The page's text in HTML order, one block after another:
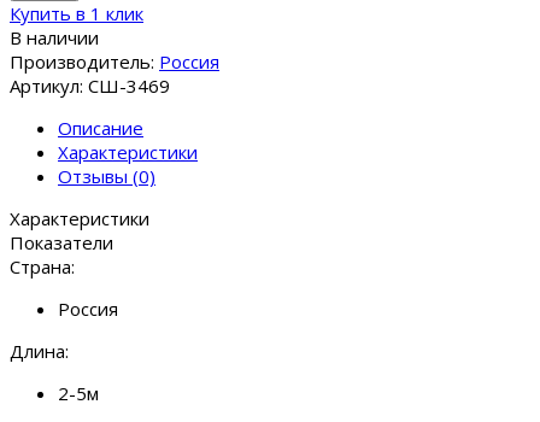
Купить в 1 клик
В наличии
Производитель: Россия
Артикул: СШ-3469
Описание
Характеристики
Отзывы (0)
Характеристики
Показатели
Страна:
Россия
Длина:
2-5м